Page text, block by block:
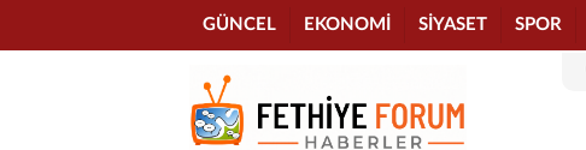
GÜNCEL EKONOMİ SİYASET SPOR